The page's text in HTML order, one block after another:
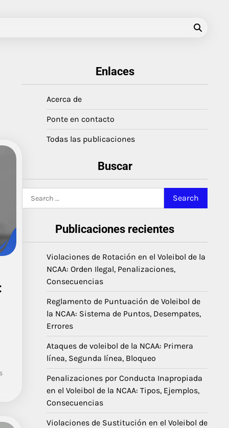
Enlaces
Acerca de
Ponte en contacto
Todas las publicaciones
Buscar
for:
Publicaciones recientes
Violaciones de Rotación en el Voleibol de la
NCAA: Orden Ilegal, Penalizaciones,
Consecuencias
Reglamento de Puntuación de Voleibol de
la NCAA: Sistema de Puntos, Desempates,
Errores
Ataques de voleibol de la NCAA: Primera
línea, Segunda línea, Bloqueo
Penalizaciones por Conducta Inapropiada
en el Voleibol de la NCAA: Tipos, Ejemplos,
Consecuencias
Violaciones de Sustitución en el Voleibol de